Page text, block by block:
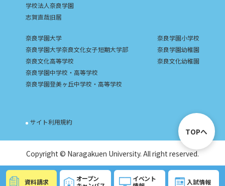
学校法人奈良学園
志賀直哉旧居
奈良学園大学
奈良学園大学奈良文化女子短期大学部
奈良文化高等学校
奈良学園中学校・高等学校
奈良学園登美ヶ丘中学校・高等学校
奈良学園小学校
奈良学園幼稚園
奈良文化幼稚園
サイト利用規約
Copyright © Naragakuen University. All right reserved.
TOPへ
資料請求
オープン
イベント
入試情報